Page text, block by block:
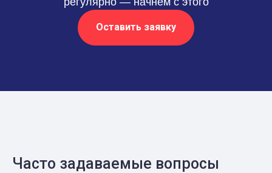
Оставить заявку
Часто задаваемые вопросы